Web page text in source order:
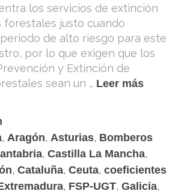
los servicios de extinción
forestales justo cuando
de alto riesgo para este
por lo que exigen que los
y Extinción de
sean un … Leer más
, Aragón, Asturias, Bomberos
, Castilla La Mancha,
, Cataluña, Ceuta, coeficientes
, FSP-UGT, Galicia,